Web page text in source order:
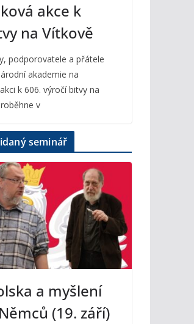
akce k
na Vítkově
podporovatele a přátele
akademie na
k 606. výročí bitvy na
v
seminář
a myšlení
(19. září)